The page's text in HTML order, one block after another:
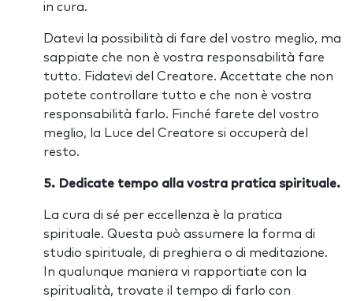
in cura.
Datevi la possibilità di fare del vostro meglio, ma
sappiate che non è vostra responsabilità fare
tutto. Fidatevi del Creatore. Accettate che non
potete controllare tutto e che non è vostra
responsabilità farlo. Finché farete del vostro
meglio, la Luce del Creatore si occuperà del
resto.
5. Dedicate tempo alla vostra pratica spirituale.
La cura di sé per eccellenza è la pratica
spirituale. Questa può assumere la forma di
studio spirituale, di preghiera o di meditazione.
In qualunque maniera vi rapportiate con la
spiritualità, trovate il tempo di farlo con